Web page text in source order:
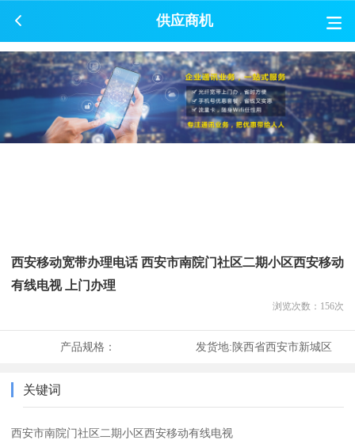
供应商机
西安移动宽带办理电话 西安市南院门社区二期小区西安移动
有线电视 上门办理
浏览次数： 156次
产品规格： 发货地:陕西省西安市新城区
关键词
西安市南院门社区二期小区西安移动有线电视